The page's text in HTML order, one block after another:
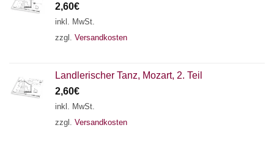
2,60€
inkl. MwSt.
zzgl. Versandkosten
Landlerischer Tanz, Mozart, 2. Teil
2,60€
inkl. MwSt.
zzgl. Versandkosten